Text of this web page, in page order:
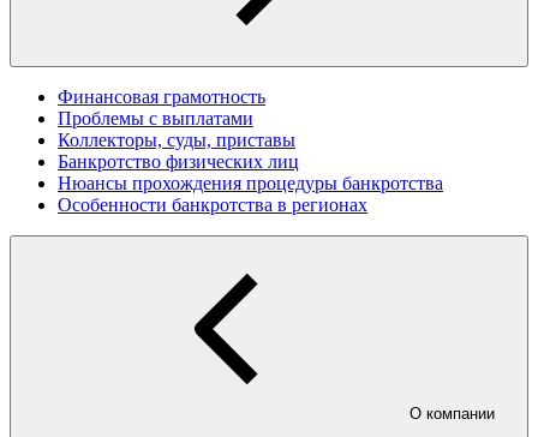
Финансовая грамотность
Проблемы с выплатами
Коллекторы, суды, приставы
Банкротство физических лиц
Нюансы прохождения процедуры банкротства
Особенности банкротства в регионах
О компании